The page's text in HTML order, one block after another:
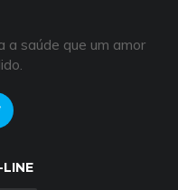
a saúde que um amor